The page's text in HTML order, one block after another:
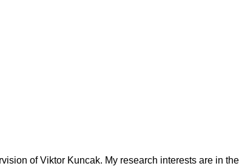
of Viktor Kuncak. My research interests are in